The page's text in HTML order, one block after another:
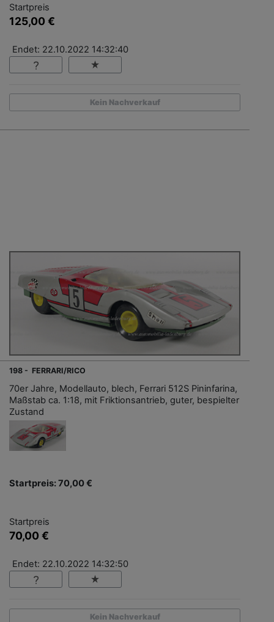
Startpreis
125,00 €
Endet: 22.10.2022 14:32:40
Kein Nachverkauf
198 - FERRARI/RICO
70er Jahre, Modellauto, blech, Ferrari 512S Pininfarina,
Maßstab ca. 1:18, mit Friktionsantrieb, guter, bespielter
Zustand
Startpreis: 70,00 €
Startpreis
70,00 €
Endet: 22.10.2022 14:32:50
Kein Nachverkauf